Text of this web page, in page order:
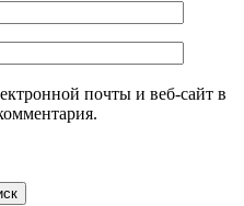
почты и веб-сайт в